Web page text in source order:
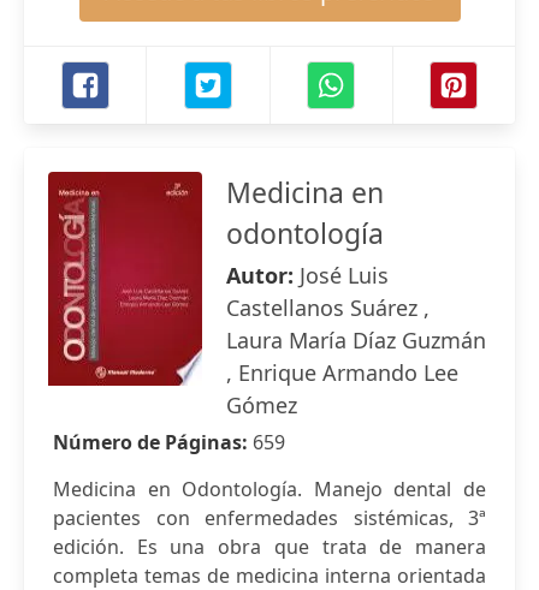
Medicina en
odontología
Autor: José Luis
Castellanos Suárez ,
Laura María Díaz Guzmán
, Enrique Armando Lee
Gómez
Número de Páginas: 659
Medicina en Odontología. Manejo dental de
pacientes con enfermedades sistémicas, 3ª
edición. Es una obra que trata de manera
completa temas de medicina interna orientada